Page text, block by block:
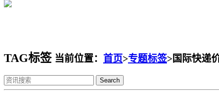
TAG标签 当前位置： 首页>专题标签>国际快递
Search